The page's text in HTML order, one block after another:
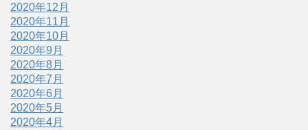
2020年12月
2020年11月
2020年10月
2020年9月
2020年8月
2020年7月
2020年6月
2020年5月
2020年4月